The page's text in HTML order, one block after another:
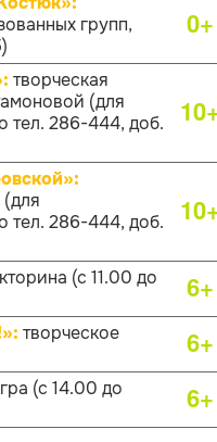
групп,
0+
творческая
(для
тел. 286-444, доб.
(для
тел. 286-444, доб.
(с 11.00 до
6+
творческое
6+
(с 14.00 до
6+